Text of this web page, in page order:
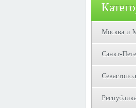
Москва и
Санкт-